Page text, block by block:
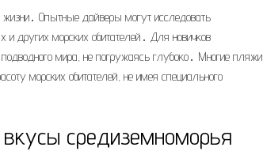
жизни․ Опытные дайверы могут исследовать
других морских обитателей․ Для новичков
мира, не погружаясь глубоко․ Многие пляжи
морских обитателей, не имея специального
средиземноморья